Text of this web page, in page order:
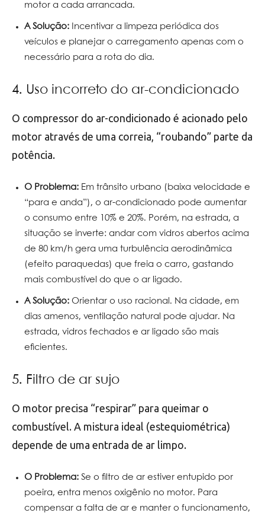
motor a cada arrancada.
A Solução: Incentivar a limpeza periódica dos
veículos e planejar o carregamento apenas com o
necessário para a rota do dia.
4. Uso incorreto do ar-condicionado
O compressor do ar-condicionado é acionado pelo
motor através de uma correia, “roubando” parte da
potência.
O Problema: Em trânsito urbano (baixa velocidade e
“para e anda”), o ar-condicionado pode aumentar
o consumo entre 10% e 20%. Porém, na estrada, a
situação se inverte: andar com vidros abertos acima
de 80 km/h gera uma turbulência aerodinâmica
(efeito paraquedas) que freia o carro, gastando
mais combustível do que o ar ligado.
A Solução: Orientar o uso racional. Na cidade, em
dias amenos, ventilação natural pode ajudar. Na
estrada, vidros fechados e ar ligado são mais
eficientes.
5. Filtro de ar sujo
O motor precisa “respirar” para queimar o
combustível. A mistura ideal (estequiométrica)
depende de uma entrada de ar limpo.
O Problema: Se o filtro de ar estiver entupido por
poeira, entra menos oxigênio no motor. Para
compensar a falta de ar e manter o funcionamento,